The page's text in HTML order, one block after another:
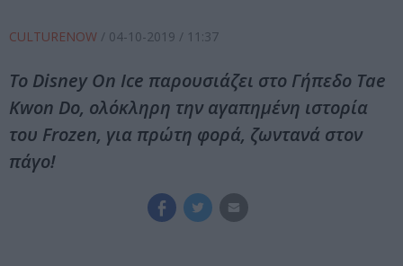
CULTURENOW / 04-10-2019 / 11:37
To Disney On Ice παρουσιάζει στο Γήπεδο Tae
Kwon Do, ολόκληρη την αγαπημένη ιστορία
του Frozen, για πρώτη φορά, ζωντανά στον
πάγο!